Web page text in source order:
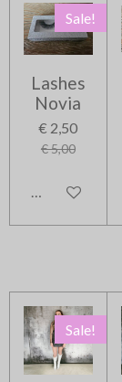
Sale!
Lashes
Novia
€ 2,50
€ 5,00
In winkelwagen
Sale!